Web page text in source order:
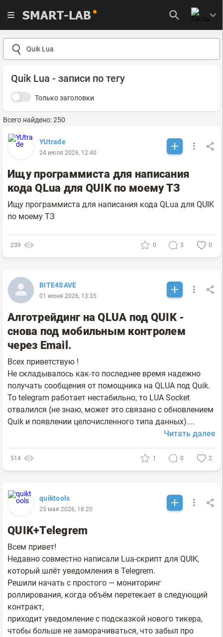
SMART-LAB
Quik Lua - записи по тегу
Только заголовки
Всего найдено: 250
YUtrade
24 июля 2026, 12:40
Ищу программиста для написания
кода QLua для QUIK по моему ТЗ
Ищу программиста для написания кода QLua для QUIK
по моему ТЗ
239 0 3 0
BITE4SAVE
01 июня 2026, 13:35
Алготрейдинг на QLUA под QUIK -
снова под мобильным контролем
через Email.
Всех приветствую !
Не складывалось как-то последнее время надежно
получать сообщения от помощника на QLUA под Quik.
То telegram работает нестабильно, то LUA Socket
отвалился (не знаю, может это связано с обновлением
Quik и появлении целочисленного типа данных)....
Читать далее
514 1 0 2
quiktools
25 мая 2026, 18:20
QUIK+Telegrеm
Всем привет!
Недавно совместно написали Lua-скрипт для QUIK,
который шлёт уведомления в Telegrеm.
Решили начать с простого — мониторинг
роллирования, когда объём перетекает в следующий
контракт,
приходит уведомление с подсказкой нового тикера,
чтобы больше не заморачиваться, что забыл про